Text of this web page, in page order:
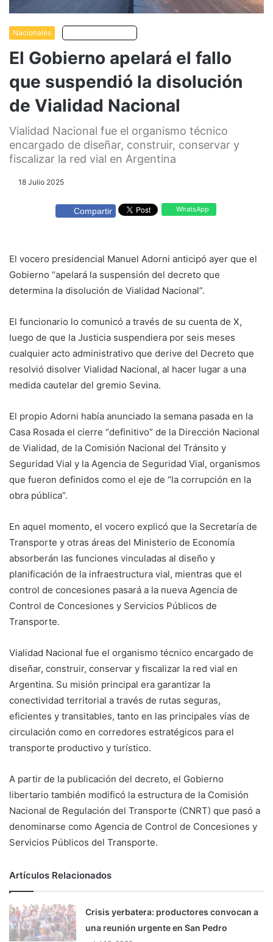
Nacionales
El Gobierno apelará el fallo
que suspendió la disolución
de Vialidad Nacional
Vialidad Nacional fue el organismo técnico
encargado de diseñar, construir, conservar y
fiscalizar la red vial en Argentina
18 Julio 2025
Compartir WhatsApp
El vocero presidencial Manuel Adorni anticipó ayer que el
Gobierno “apelará la suspensión del decreto que
determina la disolución de Vialidad Nacional”.
El funcionario lo comunicó a través de su cuenta de X,
luego de que la Justicia suspendiera por seis meses
cualquier acto administrativo que derive del Decreto que
resolvió disolver Vialidad Nacional, al hacer lugar a una
medida cautelar del gremio Sevina.
El propio Adorni había anunciado la semana pasada en la
Casa Rosada el cierre “definitivo” de la Dirección Nacional
de Vialidad, de la Comisión Nacional del Tránsito y
Seguridad Vial y la Agencia de Seguridad Vial, organismos
que fueron definidos como el eje de “la corrupción en la
obra pública”.
En aquel momento, el vocero explicó que la Secretaría de
Transporte y otras áreas del Ministerio de Economía
absorberán las funciones vinculadas al diseño y
planificación de la infraestructura vial, mientras que el
control de concesiones pasará a la nueva Agencia de
Control de Concesiones y Servicios Públicos de
Transporte.
Vialidad Nacional fue el organismo técnico encargado de
diseñar, construir, conservar y fiscalizar la red vial en
Argentina. Su misión principal era garantizar la
conectividad territorial a través de rutas seguras,
eficientes y transitables, tanto en las principales vías de
circulación como en corredores estratégicos para el
transporte productivo y turístico.
A partir de la publicación del decreto, el Gobierno
libertario también modificó la estructura de la Comisión
Nacional de Regulación del Transporte (CNRT) que pasó a
denominarse como Agencia de Control de Concesiones y
Servicios Públicos del Transporte.
Artículos Relacionados
Crisis yerbatera: productores convocan a
una reunión urgente en San Pedro